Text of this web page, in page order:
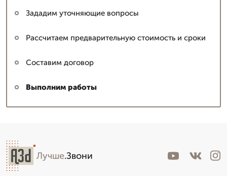
Зададим уточняющие вопросы
Рассчитаем предварительную стоимость и сроки
Составим договор
Выполним работы
Лучше.Звони